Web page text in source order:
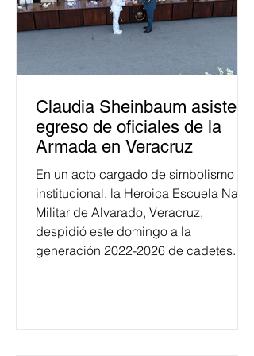
Claudia Sheinbaum asiste a
egreso de oficiales de la
Armada en Veracruz
En un acto cargado de simbolismo
institucional, la Heroica Escuela Naval
Militar de Alvarado, Veracruz,
despidió este domingo a la
generación 2022-2026 de cadetes.